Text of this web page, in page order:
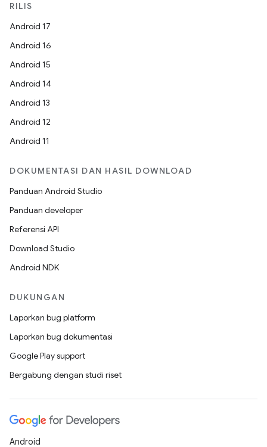
RILIS
Android 17
Android 16
Android 15
Android 14
Android 13
Android 12
Android 11
DOKUMENTASI DAN HASIL DOWNLOAD
Panduan Android Studio
Panduan developer
Referensi API
Download Studio
Android NDK
DUKUNGAN
Laporkan bug platform
Laporkan bug dokumentasi
Google Play support
Bergabung dengan studi riset
Android